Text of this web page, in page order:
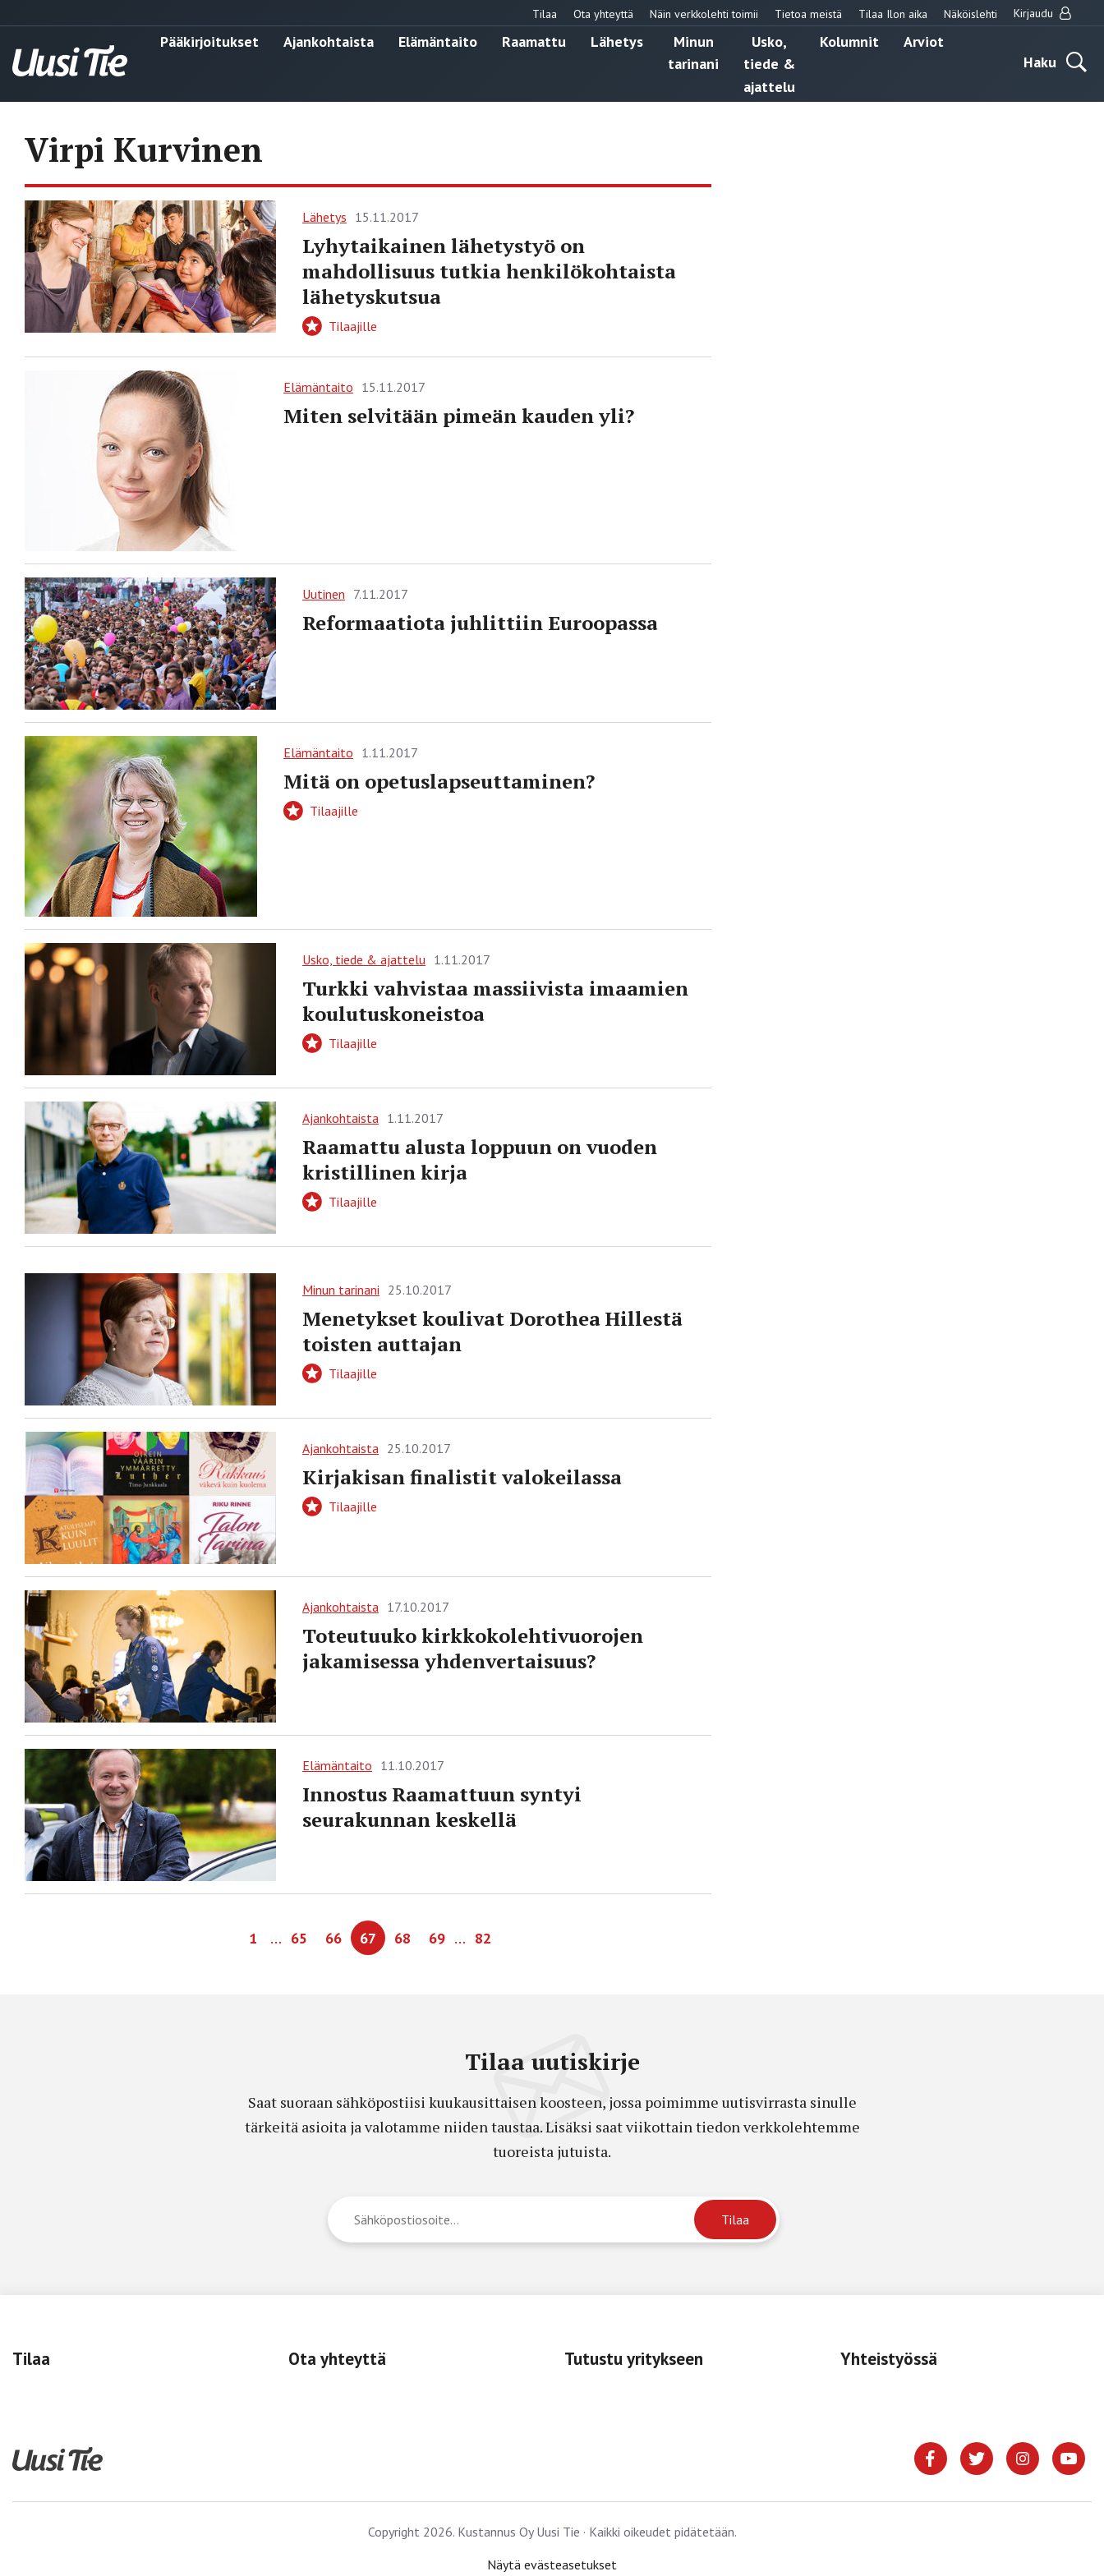
Tilaa Ota yhteyttä Näin verkkolehti toimii Tietoa meistä Tilaa Ilon aika Näköislehti Kirjaudu
Pääkirjoitukset Ajankohtaista Elämäntaito Raamattu Lähetys
Minun
tarinani
Usko,
tiede &
ajattelu
Kolumnit
Arviot
Haku
Virpi Kurvinen
Lähetys 15.11.2017
Lyhytaikainen lähetystyö on
mahdollisuus tutkia henkilökohtaista
lähetyskutsua
Tilaajille
Elämäntaito 15.11.2017
Miten selvitään pimeän kauden yli?
Uutinen 7.11.2017
Reformaatiota juhlittiin Euroopassa
Elämäntaito 1.11.2017
Mitä on opetuslapseuttaminen?
Tilaajille
Usko, tiede & ajattelu 1.11.2017
Turkki vahvistaa massiivista imaamien
koulutuskoneistoa
Tilaajille
Ajankohtaista 1.11.2017
Raamattu alusta loppuun on vuoden
kristillinen kirja
Tilaajille
Minun tarinani 25.10.2017
Menetykset koulivat Dorothea Hillestä
toisten auttajan
Tilaajille
Ajankohtaista 25.10.2017
Kirjakisan finalistit valokeilassa
Tilaajille
Ajankohtaista 17.10.2017
Toteutuuko kirkkokolehtivuorojen
jakamisessa yhdenvertaisuus?
Elämäntaito 11.10.2017
Innostus Raamattuun syntyi
seurakunnan keskellä
1 … 65 66 67 68 69 … 82
Tilaa uutiskirje
Saat suoraan sähköpostiisi kuukausittaisen koosteen, jossa poimimme uutisvirrasta sinulle
tärkeitä asioita ja valotamme niiden taustaa. Lisäksi saat viikottain tiedon verkkolehtemme
tuoreista jutuista.
Tilaa Ota yhteyttä Tutustu yritykseen Yhteistyössä
Copyright 2026. Kustannus Oy Uusi Tie · Kaikki oikeudet pidätetään.
Näytä evästeasetukset